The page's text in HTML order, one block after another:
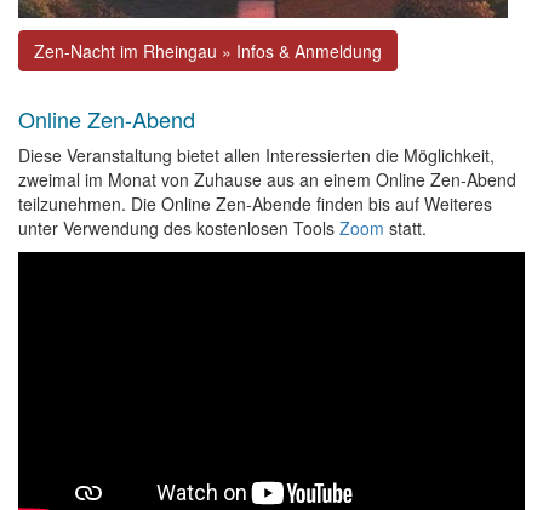
Zen-Nacht im Rheingau » Infos & Anmeldung
Online Zen-Abend
Diese Veranstaltung bietet allen Interessierten die Möglichkeit,
zweimal im Monat von Zuhause aus an einem Online Zen-Abend
teilzunehmen. Die Online Zen-Abende finden bis auf Weiteres
unter Verwendung des kostenlosen Tools Zoom statt.